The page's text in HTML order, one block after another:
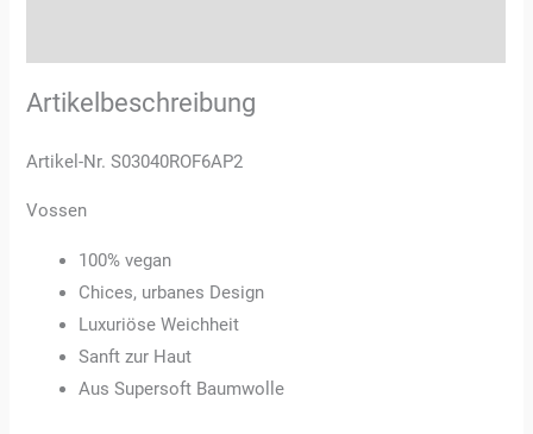
Artikelbeschreibung
Artikel-Nr. S03040ROF6AP2
Vossen
100% vegan
Chices, urbanes Design
Luxuriöse Weichheit
Sanft zur Haut
Aus Supersoft Baumwolle